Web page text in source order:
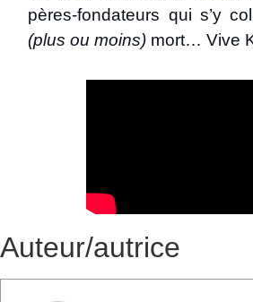
pères-fondateurs qui s’y
(plus ou moins) mort… Vive
Auteur/autrice